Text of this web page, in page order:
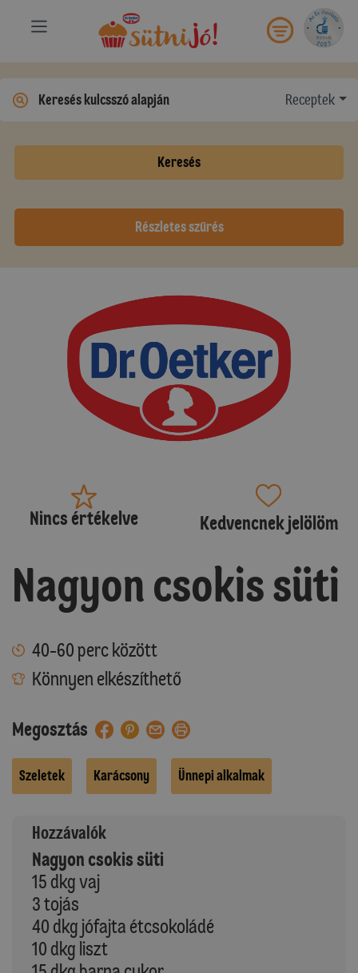
Receptek
Keresés
Részletes szűrés
Nincs értékelve Kedvencnek jelölöm
Nagyon csokis süti
40-60 perc között
Könnyen elkészíthető
Megosztás
Szeletek Karácsony Ünnepi alkalmak
Hozzávalók
Nagyon csokis süti
15 dkg vaj
3 tojás
40 dkg jófajta étcsokoládé
10 dkg liszt